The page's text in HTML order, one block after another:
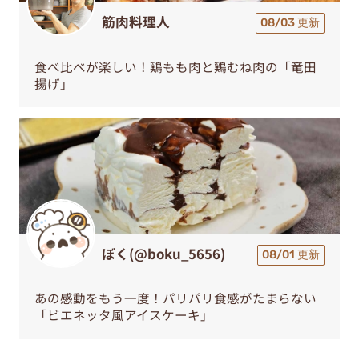
筋肉料理人 08/03 更新
食べ比べが楽しい！鶏もも肉と鶏むね肉の「竜田
揚げ」
ぼく(@boku_5656) 08/01 更新
あの感動をもう一度！パリパリ食感がたまらない
「ビエネッタ風アイスケーキ」